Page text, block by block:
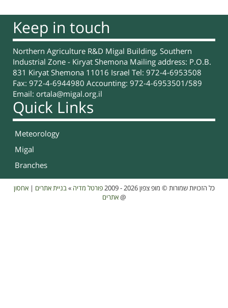
Keep in touch
Northern Agriculture R&D Migal Building, Southern
Industrial Zone - Kiryat Shemona Mailing address: P.O.B.
831 Kiryat Shemona 11016 Israel Tel: 972-4-6953508
Fax: 972-4-6944980 Accounting: 972-4-6953501/589
Email: ortala@migal.org.il
Quick Links
Meteorology
Migal
Branches
כל הזכויות שמורות © מופ צפון 2026 - 2009 פורטל מדיה »בניית אתרים |אחסון
אתרים@